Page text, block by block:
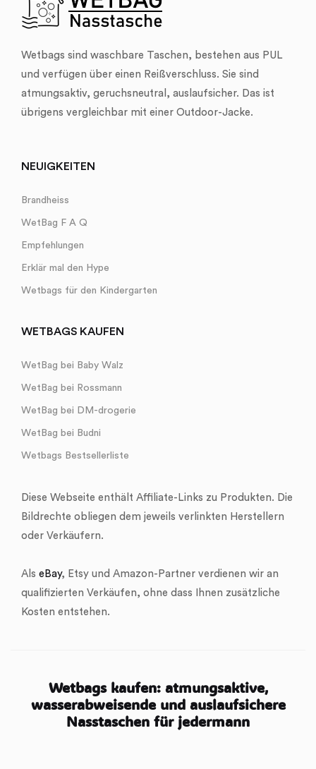
Wetbags sind waschbare Taschen, bestehen aus PUL
und verfügen über einen Reißverschluss. Sie sind
atmungsaktiv, geruchsneutral, auslaufsicher. Das ist
übrigens vergleichbar mit einer Outdoor-Jacke.
NEUIGKEITEN
Brandheiss
WetBag F A Q
Empfehlungen
Erklär mal den Hype
Wetbags für den Kindergarten
WETBAGS KAUFEN
WetBag bei Baby Walz
WetBag bei Rossmann
WetBag bei DM-drogerie
WetBag bei Budni
Wetbags Bestsellerliste
Diese Webseite enthält Affiliate-Links zu Produkten. Die
Bildrechte obliegen dem jeweils verlinkten Herstellern
oder Verkäufern.
Als eBay, Etsy und Amazon-Partner verdienen wir an
qualifizierten Verkäufen, ohne dass Ihnen zusätzliche
Kosten entstehen.
Wetbags kaufen: atmungsaktive,
wasserabweisende und auslaufsichere
Nasstaschen für jedermann